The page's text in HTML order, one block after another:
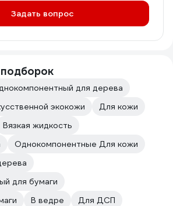
Задать вопрос
для дерева
экокожи
Для кожи
Вязкая жидкость
Однокомпонентные Для кожи
для бумаги
В ведре
Для ДСП